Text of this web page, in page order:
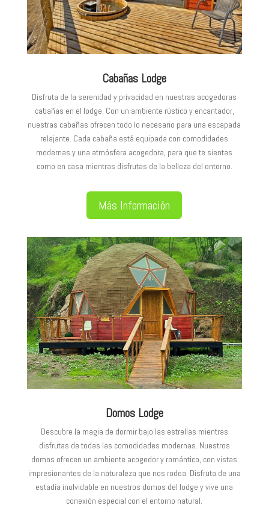
Cabañas Lodge
Disfruta de la serenidad y privacidad en nuestras acogedoras
cabañas en el lodge. Con un ambiente rústico y encantador,
nuestras cabañas ofrecen todo lo necesario para una escapada
relajante. Cada cabaña está equipada con comodidades
modernas y una atmósfera acogedora, para que te sientas
como en casa mientras disfrutas de la belleza del entorno.
Más Información
Domos Lodge
Descubre la magia de dormir bajo las estrellas mientras
disfrutas de todas las comodidades modernas. Nuestros
domos ofrecen un ambiente acogedor y romántico, con vistas
impresionantes de la naturaleza que nos rodea. Disfruta de una
estadía inolvidable en nuestros domos del lodge y vive una
conexión especial con el entorno natural.